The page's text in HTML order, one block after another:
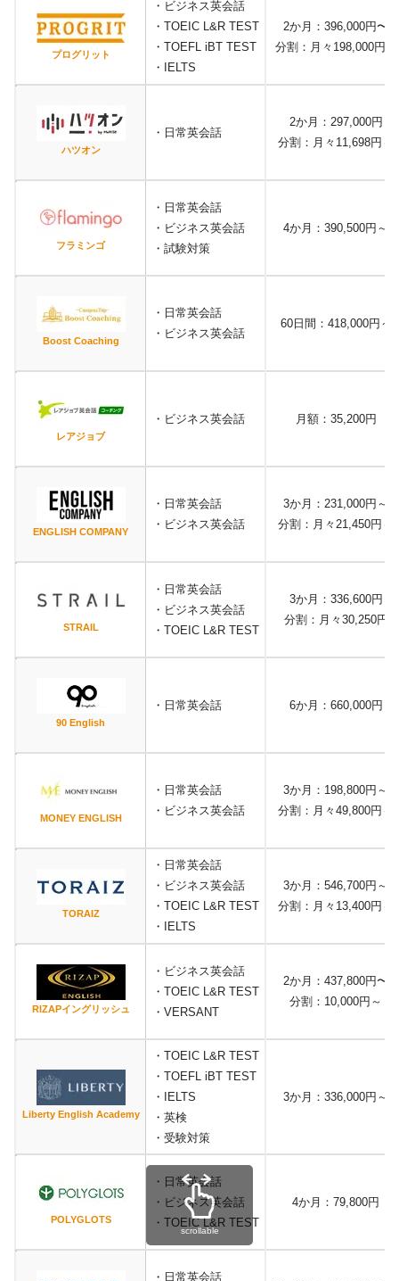
プログリット
・ビジネス英会話
・TOEIC L&R TEST
・TOEFL iBT TEST
・IELTS
2か月：396,000円〜
分割：月々198,000円～
ハツオン
・日常英会話
2か月：297,000円
分割：月々11,698円～
フラミンゴ
・日常英会話
・ビジネス英会話
・試験対策
4か月：390,500円～
Boost Coaching
・日常英会話
・ビジネス英会話
60日間：418,000円～
レアジョブ
・ビジネス英会話 月額：35,200円
ENGLISH COMPANY
・日常英会話
・ビジネス英会話
3か月：231,000円～
分割：月々21,450円～
STRAIL
・日常英会話
・ビジネス英会話
・TOEIC L&R TEST
3か月：336,600円
分割：月々30,250円
90 English
・日常英会話 6か月：660,000円
MONEY ENGLISH
・日常英会話
・ビジネス英会話
3か月：198,800円～
分割：月々49,800円～
TORAIZ
・日常英会話
・ビジネス英会話
・TOEIC L&R TEST
・IELTS
3か月：546,700円～
分割：月々13,400円～
RIZAPイングリッシュ
・ビジネス英会話
・TOEIC L&R TEST
・VERSANT
2か月：437,800円〜
分割：10,000円～
Liberty English Academy
・TOEIC L&R TEST
・TOEFL iBT TEST
・IELTS
・英検
・受験対策
3か月：336,000円～
POLYGLOTS
・日常英会話
・ビジネス英会話
・TOEIC L&R TEST
4か月：79,800円
・日常英会話
scrollable